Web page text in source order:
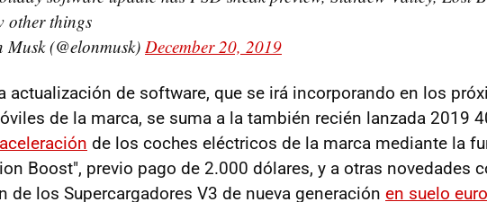
other things
(@elonmusk) December 20, 2019
actualización de software, que se irá incorporando en los
de la marca, se suma a la también recién lanzada 2019
de los coches eléctricos de la marca mediante la
Boost", previo pago de 2.000 dólares, y a otras novedades
de los Supercargadores V3 de nueva generación en suelo